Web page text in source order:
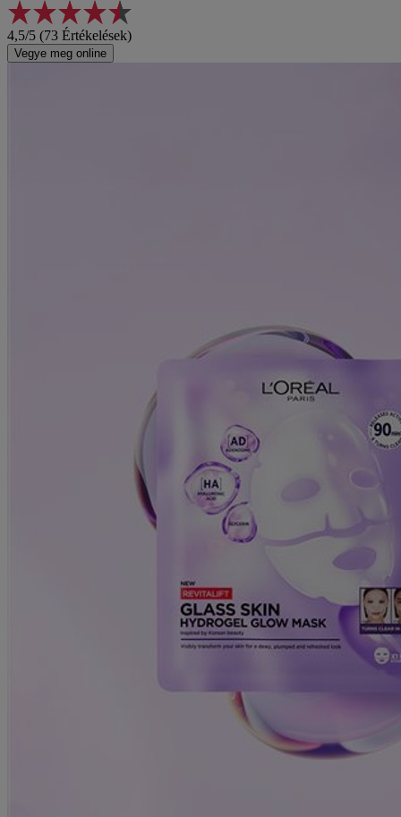
4,5/5 (73 Értékelések)
Vegye meg online